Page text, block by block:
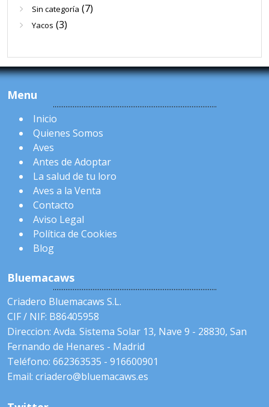
Sin categoría (7)
Yacos (3)
Menu
Inicio
Quienes Somos
Aves
Antes de Adoptar
La salud de tu loro
Aves a la Venta
Contacto
Aviso Legal
Política de Cookies
Blog
Bluemacaws
Criadero Bluemacaws S.L.
CIF / NIF: B86405958
Direccion: Avda. Sistema Solar 13, Nave 9 - 28830, San
Fernando de Henares - Madrid
Teléfono: 662363535 - 916600901
Email: criadero@bluemacaws.es